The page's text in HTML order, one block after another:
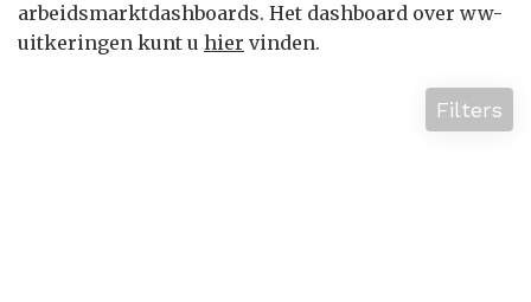
arbeidsmarktdashboards. Het dashboard over ww-
uitkeringen kunt u hier vinden.
Filters